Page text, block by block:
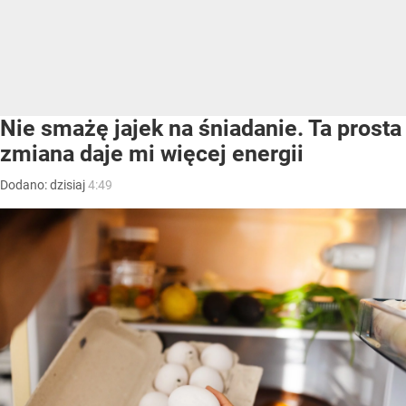
Nie smażę jajek na śniadanie. Ta prosta
zmiana daje mi więcej energii
Dodano:dzisiaj4:49